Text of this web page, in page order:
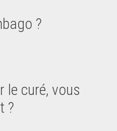
?
le curé, vous
?